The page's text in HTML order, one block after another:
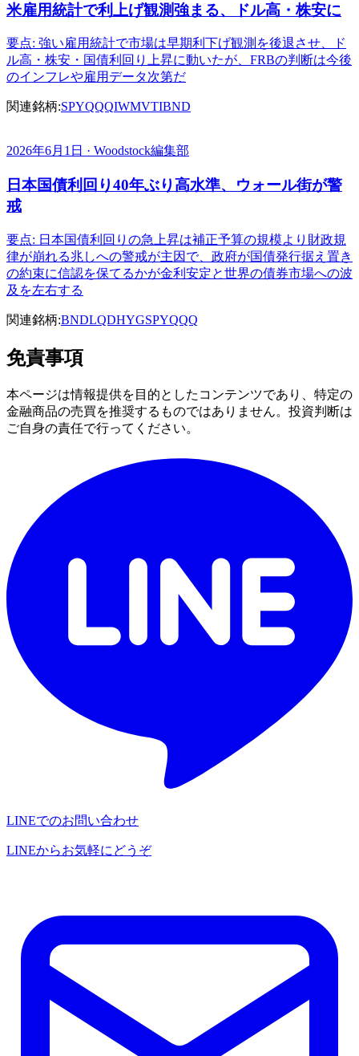
米雇用統計で利上げ観測強まる、ドル高・株安に
要点: 強い雇用統計で市場は早期利下げ観測を後退させ、ド
ル高・株安・国債利回り上昇に動いたが、FRBの判断は今後
のインフレや雇用データ次第だ
関連銘柄:SPYQQQIWMVTIBND
2026年6月1日 · Woodstock編集部
日本国債利回り40年ぶり高水準、ウォール街が警
戒
要点: 日本国債利回りの急上昇は補正予算の規模より財政規
律が崩れる兆しへの警戒が主因で、政府が国債発行据え置き
の約束に信認を保てるかが金利安定と世界の債券市場への波
及を左右する
関連銘柄:BNDLQDHYGSPYQQQ
免責事項
本ページは情報提供を目的としたコンテンツであり、特定の
金融商品の売買を推奨するものではありません。投資判断は
ご自身の責任で行ってください。
LINEでのお問い合わせ
LINEからお気軽にどうぞ